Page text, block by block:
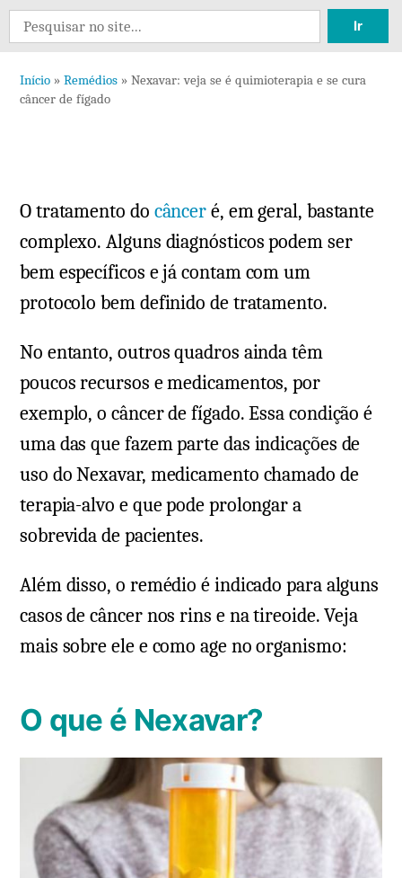
Deixe
em
quimioterapia
e
câncer
fígado
Search
for:
Início » Remédios » Nexavar: veja se é quimioterapia e se cura
câncer de fígado
O tratamento do cânceré, em geral, bastante
complexo. Alguns diagnósticos podem ser
bem específicos e já contam com um
protocolo bem definido de tratamento.
No entanto, outros quadros ainda têm
poucos recursos e medicamentos, por
exemplo, o câncer de fígado. Essa condição é
uma das que fazem parte das indicações de
uso do Nexavar, medicamento chamado de
terapia-alvo e que pode prolongar a
sobrevida de pacientes.
Além disso, o remédio é indicado para alguns
casos de câncer nos rins e na tireoide. Veja
mais sobre ele e como age no organismo:
O que é Nexavar?